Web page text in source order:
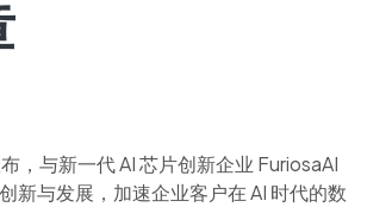
，与新一代 AI 芯片创新企业 FuriosaAI
新与发展，加速企业客户在 AI 时代的数